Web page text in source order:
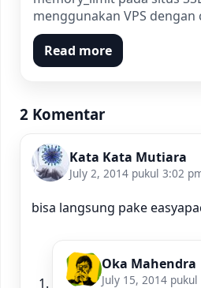
menggunakan VPS
Read more
2 Komentar
Kata Kata Mutiara
July 2, 2014 pukul 3:02
bisa langsung pake
Oka Mahendra
July 15, 2014